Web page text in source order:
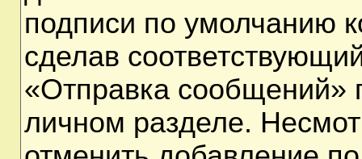
подписи по умолчанию
сделав
«Отправка сообщений»
личном разделе.